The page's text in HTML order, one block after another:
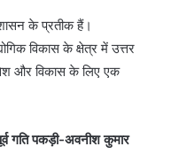
के प्रतीक हैं।
विकास के क्षेत्र में उत्तर
और विकास के लिए एक
गति पकड़ी-अवनीश कुमार